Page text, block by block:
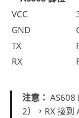
VCC
GND
TX
RX
注意： AS608
2），RX 接到